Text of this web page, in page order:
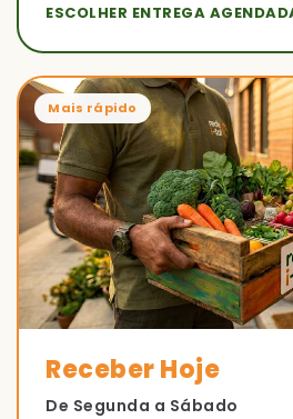
ESCOLHER ENTREGA
Mais rápido
Receber Hoje
De Segunda a Sábado